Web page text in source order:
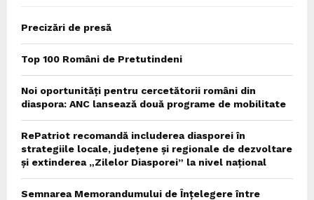
Precizări de presă
Top 100 Români de Pretutindeni
Noi oportunități pentru cercetătorii români din
diaspora: ANC lansează două programe de mobilitate
RePatriot recomandă includerea diasporei în
strategiile locale, județene și regionale de dezvoltare
și extinderea „Zilelor Diasporei” la nivel național
Semnarea Memorandumului de Înțelegere între